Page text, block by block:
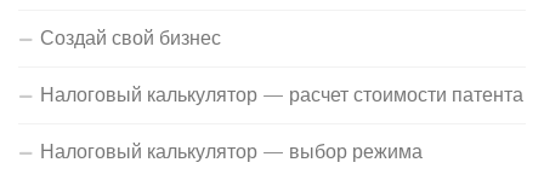
Создай свой бизнес
Налоговый калькулятор — расчет стоимости патента
Налоговый калькулятор — выбор режима